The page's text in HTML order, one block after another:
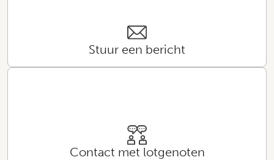
Stuur een bericht
Contact met lotgenoten